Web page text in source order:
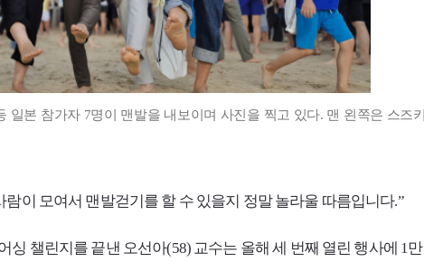
일본 참가자 7명이 맨발을 내보이며 사진을 찍고 있다. 맨 왼쪽은 스즈
이 모여서 맨발걷기를 할 수 있을지 정말 놀라울 따름입니다.”
싱 챌린지를 끝낸 오선아(58) 교수는 올해 세 번째 열린 행사에 1